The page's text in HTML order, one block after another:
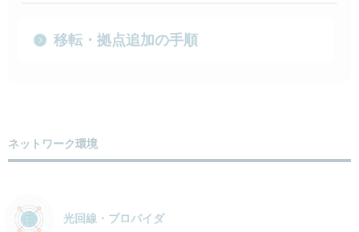
移転・拠点追加の手順
ネットワーク環境
光回線・プロバイダ